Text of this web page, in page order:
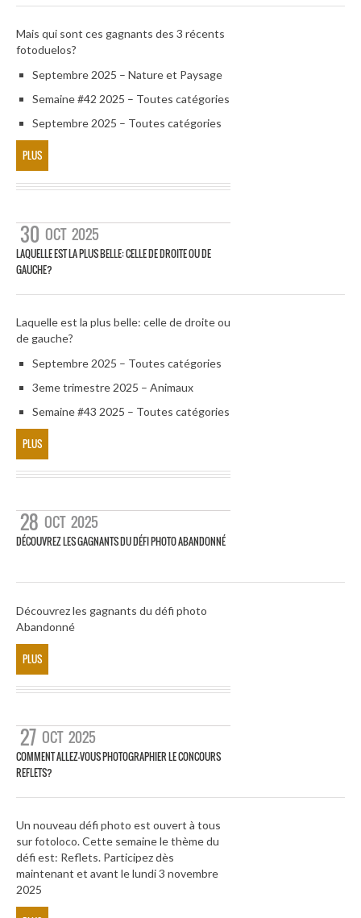
Mais qui sont ces gagnants des 3 récents
fotoduelos?
Septembre 2025 – Nature et Paysage
Semaine #42 2025 – Toutes catégories
Septembre 2025 – Toutes catégories
PLUS
30 OCT 2025
LAQUELLE EST LA PLUS BELLE: CELLE DE DROITE OU DE
GAUCHE?
Laquelle est la plus belle: celle de droite ou
de gauche?
Septembre 2025 – Toutes catégories
3eme trimestre 2025 – Animaux
Semaine #43 2025 – Toutes catégories
PLUS
28 OCT 2025
DÉCOUVREZ LES GAGNANTS DU DÉFI PHOTO ABANDONNÉ
Découvrez les gagnants du défi photo
Abandonné
PLUS
27 OCT 2025
COMMENT ALLEZ-VOUS PHOTOGRAPHIER LE CONCOURS
REFLETS?
Un nouveau défi photo est ouvert à tous
sur fotoloco. Cette semaine le thème du
défi est: Reflets. Participez dès
maintenant et avant le lundi 3 novembre
2025